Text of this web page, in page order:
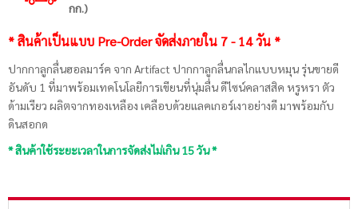
กก.)
* สินค้าเป็นแบบ Pre-Order จัดส่งภายใน 7 - 14 วัน *
ปากกาลูกลื่นฮอลมาร์ค จาก Artifact ปากกาลูกลื่นกลไกแบบหมุน รุ่นขายดี
อันดับ 1 ที่มาพร้อมเทคโนโลยีการเขียนที่นุ่มลื่น ดีไซน์คลาสสิค หรูหรา ตัว
ด้ามเรียว ผลิตจากทองเหลือง เคลือบด้วยแลคเกอร์เงาอย่างดี มาพร้อมกับ
ดินสอกด
* สินค้าใช้ระยะเวลาในการจัดส่งไม่เกิน 15 วัน *